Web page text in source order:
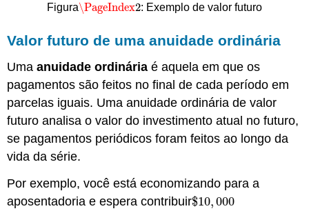
Figura\PageIndex2
\PageIndex2: Exemplo de valor futuro
Valor futuro de uma anuidade ordinária
Umaanuidade ordinária é aquela em que os
pagamentos são feitos no final de cada período em
parcelas iguais. Uma anuidade ordinária de valor
futuro analisa o valor do investimento atual no futuro,
se pagamentos periódicos foram feitos ao longo da
vida da série.
Por exemplo, você está economizando para a
aposentadoria e espera contribuir$10, 000
$10,000